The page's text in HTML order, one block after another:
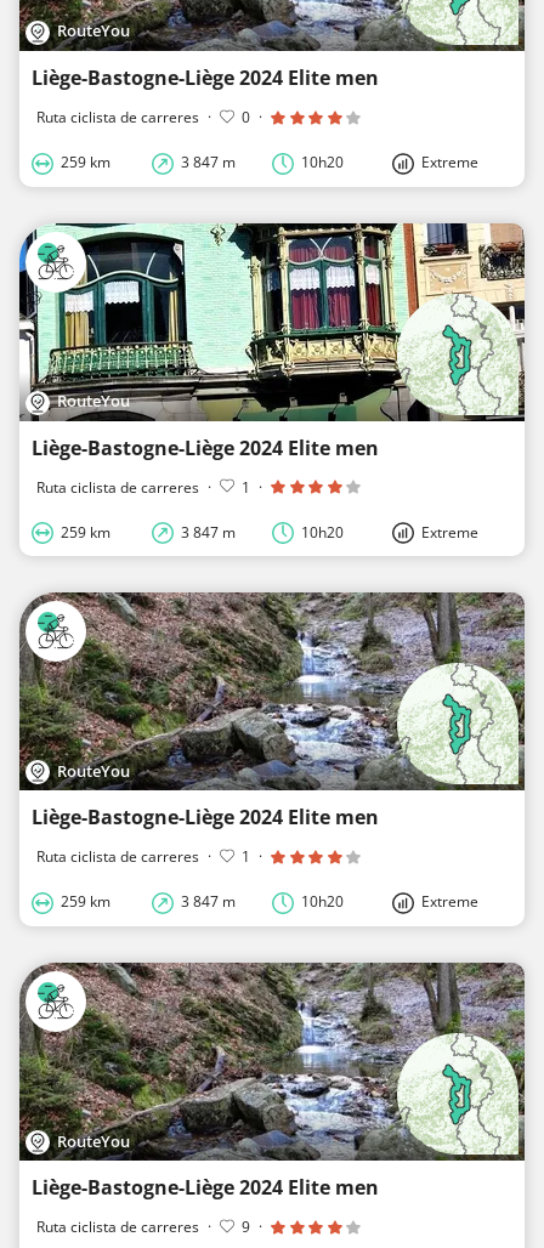
RouteYou
Liège-Bastogne-Liège 2024 Elite men
Ruta ciclista de carreres · 0 ·
259 km 3 847 m 10h20 Extreme
RouteYou
Liège-Bastogne-Liège 2024 Elite men
Ruta ciclista de carreres · 1 ·
259 km 3 847 m 10h20 Extreme
RouteYou
Liège-Bastogne-Liège 2024 Elite men
Ruta ciclista de carreres · 1 ·
259 km 3 847 m 10h20 Extreme
RouteYou
Liège-Bastogne-Liège 2024 Elite men
Ruta ciclista de carreres · 9 ·